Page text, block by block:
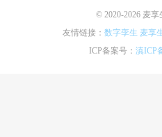
© 2020-2026 麦享
友情链接： 数字孪生 麦享
ICP备案号： 滇ICP